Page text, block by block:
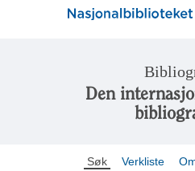
Den
Søk Verkliste